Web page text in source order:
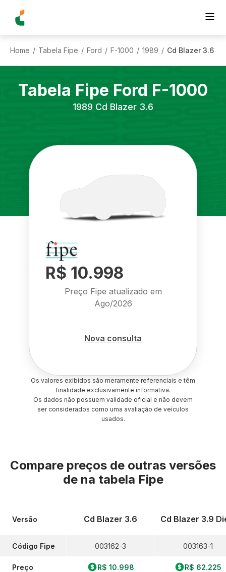
Home / Tabela Fipe / Ford / F-1000 / 1989 / Cd Blazer 3.6
Tabela Fipe Ford F-1000
1989 Cd Blazer 3.6
R$ 10.998
Preço Fipe atualizado em
Ago/2026
Nova consulta
Os valores exibidos são meramente referenciais e têm
finalidade exclusivamente informativa.
Os dados não possuem validade oficial e não devem
ser considerados como uma avaliação de veículos
usados.
Compare preços de outras versões
de na tabela Fipe
Versão
Código Fipe
Preço
Cd Blazer 3.6
003162-3
R$ 10.998
Cd Blazer 3.9
003163-1
R$ 62.225